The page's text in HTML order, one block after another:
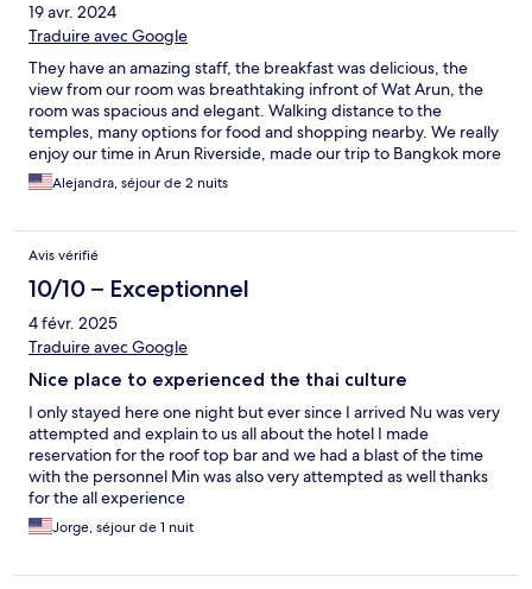
19 avr. 2024
Traduire avec Google
They have an amazing staff, the breakfast was delicious, the
view from our room was breathtaking infront of Wat Arun, the
room was spacious and elegant. Walking distance to the
temples, many options for food and shopping nearby. We really
enjoy our time in Arun Riverside, made our trip to Bangkok more
memorable.
Alejandra, séjour de 2 nuits
Avis vérifié
10/10 – Exceptionnel
4 févr. 2025
Traduire avec Google
Nice place to experienced the thai culture
I only stayed here one night but ever since I arrived Nu was very
attempted and explain to us all about the hotel I made
reservation for the roof top bar and we had a blast of the time
with the personnel Min was also very attempted as well thanks
for the all experience
Jorge, séjour de 1 nuit